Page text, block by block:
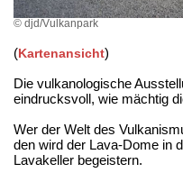
© djd/Vulkanpark
(Kartenansicht)
Die vulkanologische
eindrucksvoll, wie mächtig
Wer der Welt des
den wird der Lava-Dome in
Lavakeller begeistern.